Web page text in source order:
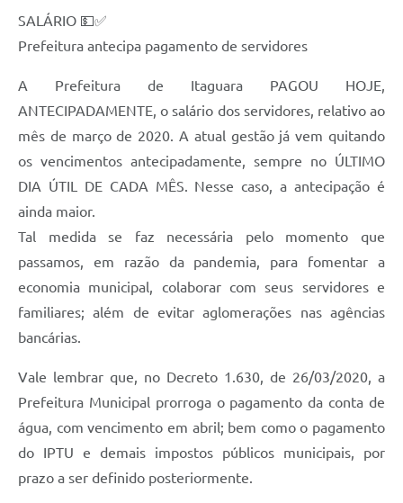
SALÁRIO 💵✅
Prefeitura antecipa pagamento de servidores
A Prefeitura de Itaguara PAGOU HOJE,
ANTECIPADAMENTE, o salário dos servidores, relativo ao
mês de março de 2020. A atual gestão já vem quitando
os vencimentos antecipadamente, sempre no ÚLTIMO
DIA ÚTIL DE CADA MÊS. Nesse caso, a antecipação é
ainda maior.
Tal medida se faz necessária pelo momento que
passamos, em razão da pandemia, para fomentar a
economia municipal, colaborar com seus servidores e
familiares; além de evitar aglomerações nas agências
bancárias.
Vale lembrar que, no Decreto 1.630, de 26/03/2020, a
Prefeitura Municipal prorroga o pagamento da conta de
água, com vencimento em abril; bem como o pagamento
do IPTU e demais impostos públicos municipais, por
prazo a ser definido posteriormente.